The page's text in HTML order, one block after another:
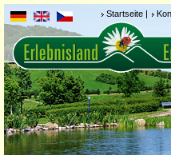
Startseite |